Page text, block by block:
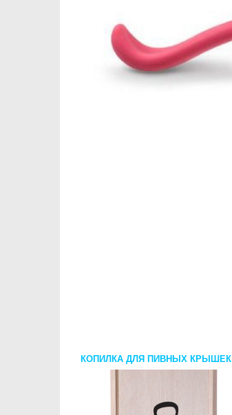
КОПИЛКА ДЛЯ ПИВНЫХ КРЫШЕК
BEER IS HERE СВЕТЛОЕ ДЕРЕВО